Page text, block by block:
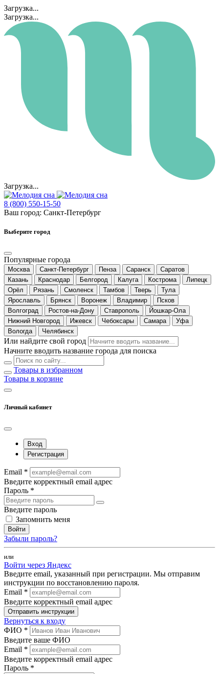
Загрузка...
Загрузка...
Загрузка...
8 (800) 550-15-50
Ваш город: Санкт-Петербург
Выберите город
Популярные города
Москва Санкт-Петербург Пенза Саранск
Саратов
Казань
Краснодар Белгород Калуга Кострома
Липецк
Орёл
Рязань Смоленск Тамбов Тверь
Тула
Ярославль
Брянск Воронеж Владимир
Псков
Волгоград
Ростов-на-Дону Ставрополь
Йошкар-Ола
Нижний Новгород
Ижевск Чебоксары Самара
Уфа
Вологда
Челябинск
Или найдите свой город
Начните вводить название города для поиска
Товары в избранном
Товары в корзине
Личный кабинет
Вход
Регистрация
Email *
Введите корректный email адрес
Пароль *
Введите пароль
Запомнить меня
Войти
Забыли пароль?
или
Войти через Яндекс
Введите email, указанный при регистрации. Мы отправим
инструкции по восстановлению пароля.
Email *
Введите корректный email адрес
Отправить инструкции
Вернуться к входу
ФИО *
Введите ваше ФИО
Email *
Введите корректный email адрес
Пароль *